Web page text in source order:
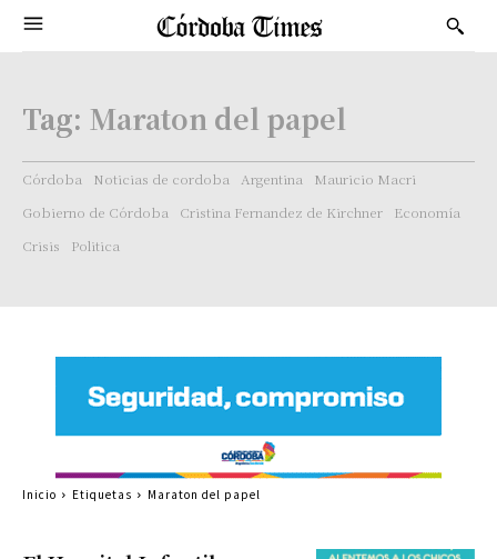
Tag: Maraton del papel
Córdoba Noticias de cordoba Argentina
Mauricio Macri
Gobierno de Córdoba
Cristina Fernandez de Kirchner
Economía
Crisis
Politica
Inicio Etiquetas Maraton del papel